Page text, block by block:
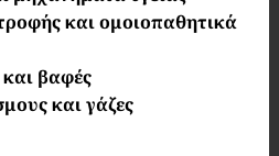
και ομοιοπαθητικά
βαφές
και γάζες